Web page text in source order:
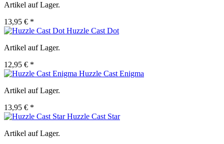
Artikel auf Lager.
13,95 € *
Huzzle Cast Dot
Artikel auf Lager.
12,95 € *
Huzzle Cast Enigma
Artikel auf Lager.
13,95 € *
Huzzle Cast Star
Artikel auf Lager.